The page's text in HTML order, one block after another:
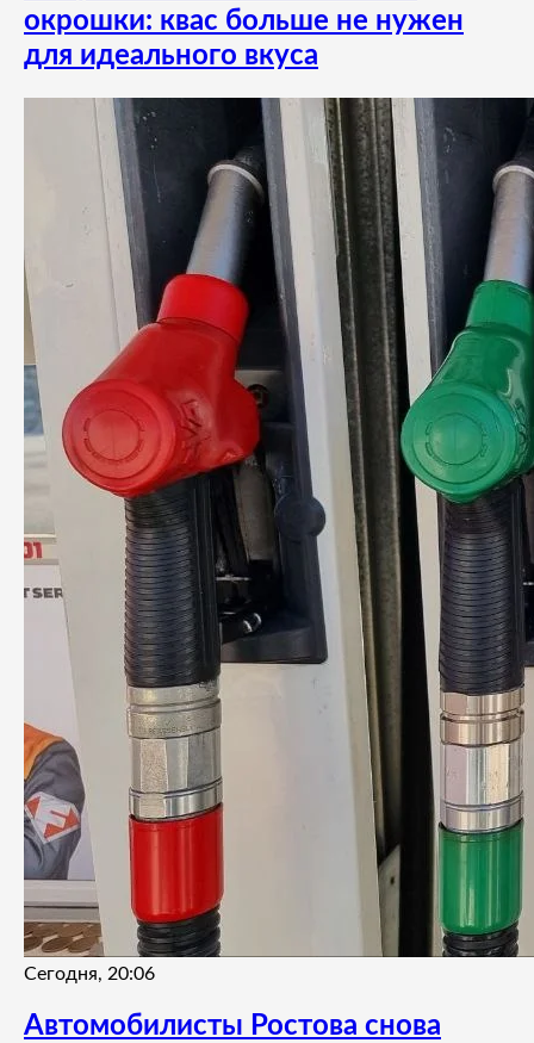
окрошки: квас больше не нужен
для идеального вкуса
Сегодня, 20:06
Автомобилисты Ростова снова